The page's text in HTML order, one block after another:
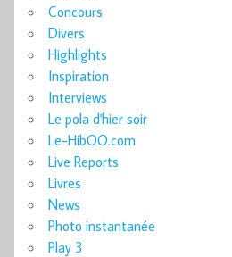
Concours
Divers
Highlights
Inspiration
Interviews
Le pola d'hier soir
Le-HibOO.com
Live Reports
Livres
News
Photo instantanée
Play 3